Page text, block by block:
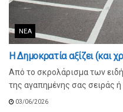
ΝΈΑ
Η Δημοκρατία αξίζει (και
Από το σκρολάρισμα των
της αγαπημένης σας σειράς
03/06/2026